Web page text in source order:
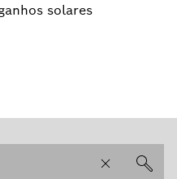
solares